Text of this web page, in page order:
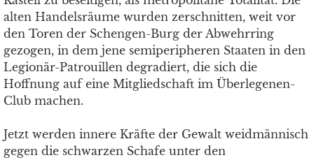
alten Handelsräume wurden zerschnitten, weit vor
den Toren der Schengen-Burg der Abwehrring
gezogen, in dem jene semiperipheren Staaten in den
Legionär-Patrouillen degradiert, die sich die
Hoffnung auf eine Mitgliedschaft im Überlegenen-
Club machen.
Jetzt werden innere Kräfte der Gewalt weidmännisch
gegen die schwarzen Schafe unter den